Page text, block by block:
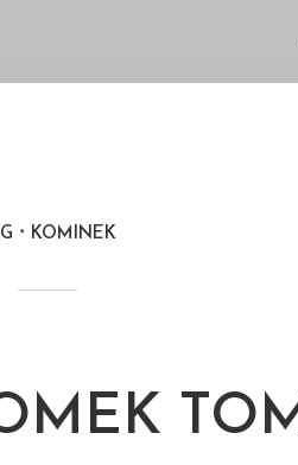
KOMINEK